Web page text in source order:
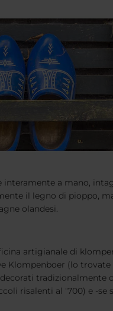
a mano,
il legno di pioppo,
olandesi.
artigianale di
(lo
risalenti al '700) e -